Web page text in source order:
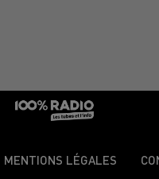
MENTIONS LÉGALES